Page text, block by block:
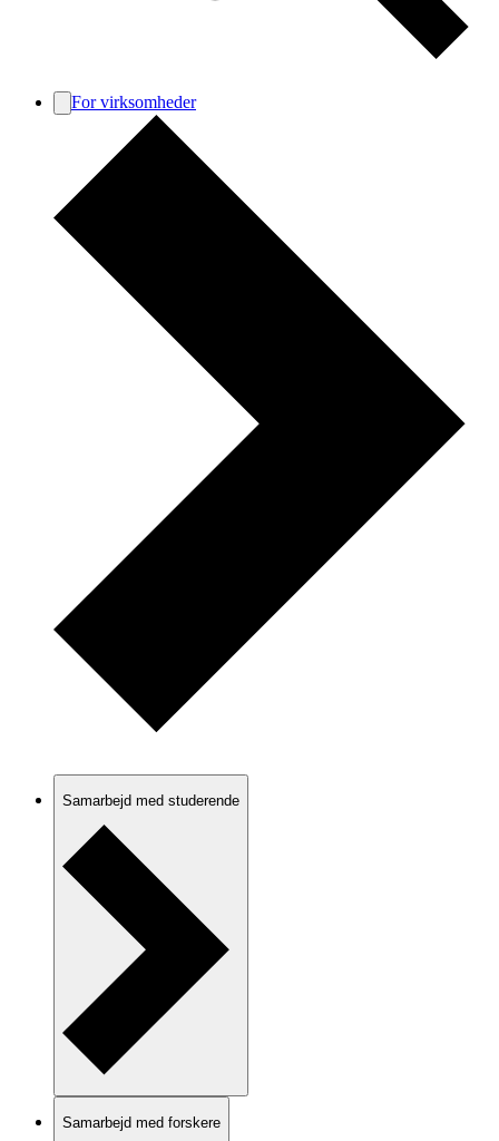
For virksomheder
Samarbejd med studerende
Samarbejd med forskere